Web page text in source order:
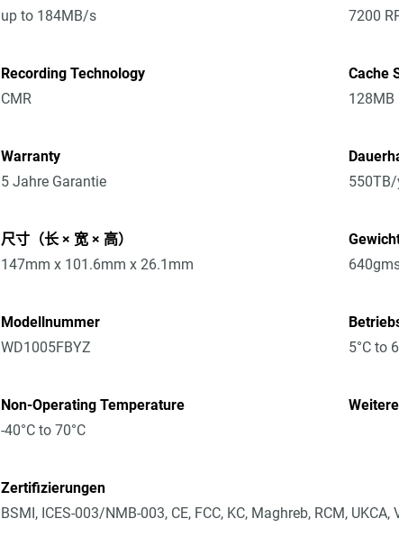
up to 184MB/s
7200
Recording Technology
CMR
Cache
128MB
Warranty
5 Jahre Garantie
尺寸（长 × 宽 × 高）
147mm x 101.6mm x 26.1mm
Modellnummer
WD1005FBYZ
5°C to
Non-Operating Temperature
-40°C to 70°C
Zertifizierungen
BSMI, ICES-003/NMB-003, CE, FCC, KC, Maghreb, RCM, UKCA,